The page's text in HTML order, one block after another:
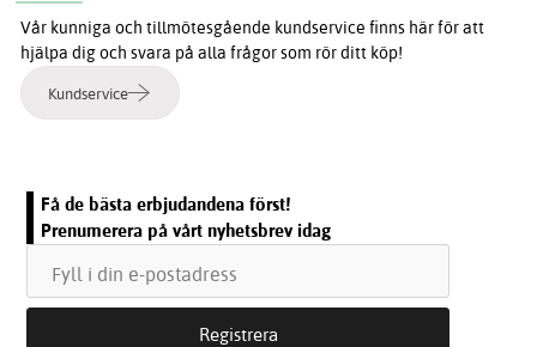
Vår kunniga och tillmötesgående kundservice finns här för att
hjälpa dig och svara på alla frågor som rör ditt köp!
Kundservice
Få de bästa erbjudandena först!
Prenumerera på vårt nyhetsbrev idag